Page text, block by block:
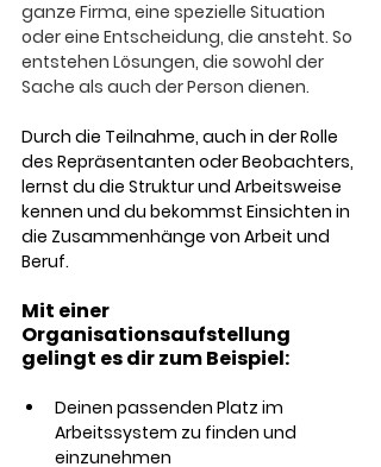
ganze Firma, eine spezielle Situation
oder eine Entscheidung, die ansteht. So
entstehen Lösungen, die sowohl der
Sache als auch der Person dienen.
Durch die Teilnahme, auch in der Rolle
des Repräsentanten oder Beobachters,
lernst du die Struktur und Arbeitsweise
kennen und du bekommst Einsichten in
die Zusammenhänge von Arbeit und
Beruf.
Mit einer
Organisationsaufstellung
gelingt es dir zum Beispiel:
Deinen passenden Platz im
Arbeitssystem zu finden und
einzunehmen